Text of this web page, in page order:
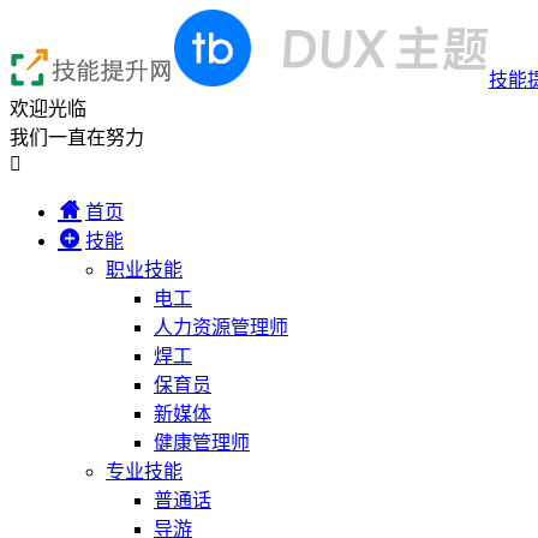
技能
欢迎光临
我们一直在努力

首页
技能
职业技能
电工
人力资源管理师
焊工
保育员
新媒体
健康管理师
专业技能
普通话
导游